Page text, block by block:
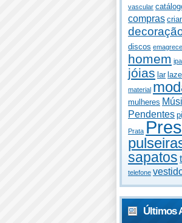
vascular
compras
discos
homem
jóias lar
material
mulheres
Pendentes
Prata
sapatos
telefone
Últimos